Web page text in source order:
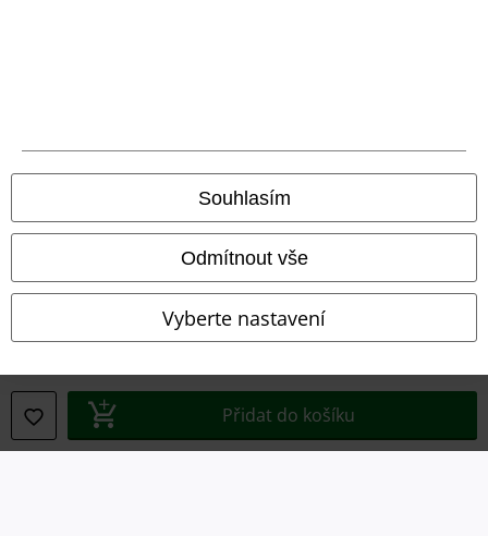
Souhlasím
Odmítnout vše
Vyberte nastavení
Přidat do košíku
Podmínky
Prohlášení
Ochrana osobních údajů
Likvidace odpadu a ochrana životního prostředí
Prohlášení o shodě
Informace o přístupnosti